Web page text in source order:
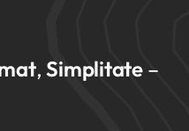
,Simplitate–